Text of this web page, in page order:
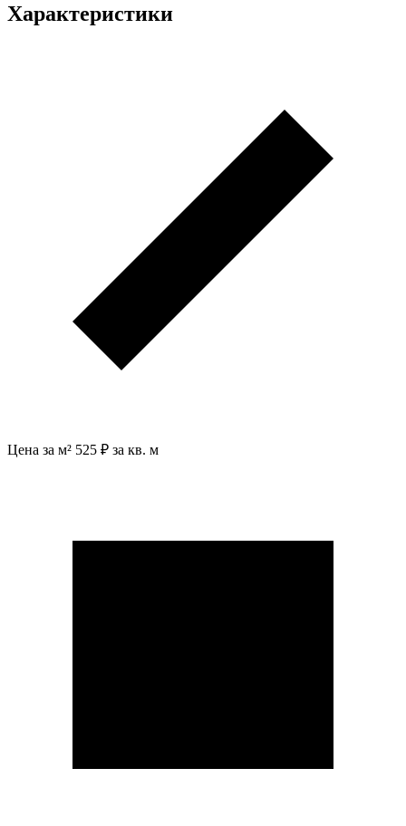
Характеристики
Цена за м² 525 ₽ за кв. м